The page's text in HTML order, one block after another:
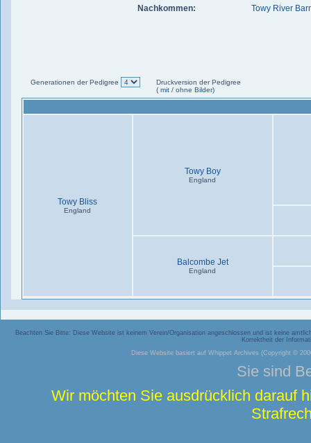
Nachkommen:
Towy River
Generationen der Pedigree
Druckversion der Pedigree
( mit / ohne Bilder)
Towy Bliss
England
Towy Boy
England
Balcombe Jet
England
Beachten Sie Bitte: Diese Website ist keinem Verein/Organisation angeschlossen und ist keine
Korrektheit der
Diese Website basiert auf Whippet Archives (Copyright ©
Sie sind
Wir möchten Sie ausdrücklich darauf